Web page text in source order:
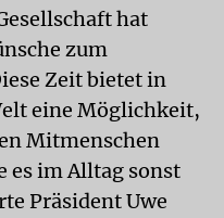
hat
zum
Zeit bietet in
eine Möglichkeit,
Mitmenschen
es im Alltag sonst
Präsident Uwe